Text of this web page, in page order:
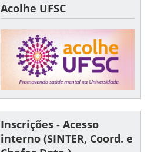
Acolhe UFSC
Inscrições - Acesso
interno (SINTER, Coord. e